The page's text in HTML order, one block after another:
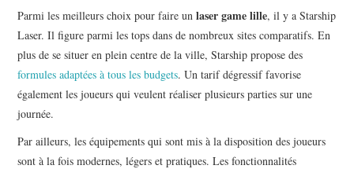
Parmi les meilleurs choix pour faire unlaser game lille, il y a Starship
Laser. Il figure parmi les tops dans de nombreux sites comparatifs. En
plus de se situer en plein centre de la ville, Starship propose des
formules adaptées à tous les budgets. Un tarif dégressif favorise
également les joueurs qui veulent réaliser plusieurs parties sur une
journée.
Par ailleurs, les équipements qui sont mis à la disposition des joueurs
sont à la fois modernes, légers et pratiques. Les fonctionnalités